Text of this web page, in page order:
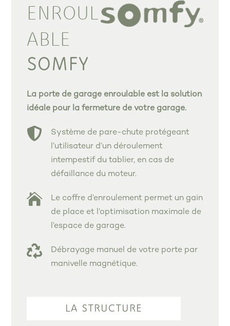
ENROUL
ABLE
SOMFY
La porte de garage enroulable est la solution
idéale pour la fermeture de votre garage.

Système de pare-chute protégeant
l’utilisateur d’un déroulement
intempestif du tablier, en cas de
défaillance du moteur.

Le coffre d’enroulement permet un gain
de place et l’optimisation maximale de
l’espace de garage.

Débrayage manuel de votre porte par
manivelle magnétique.
LA STRUCTURE